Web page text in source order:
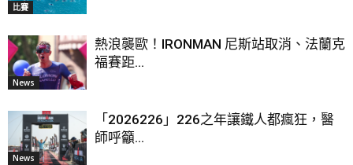
比賽
News
熱浪襲歐！IRONMAN 尼斯站取消、法蘭克
福賽距...
News
「2026226」226之年讓鐵人都瘋狂，醫
師呼籲...